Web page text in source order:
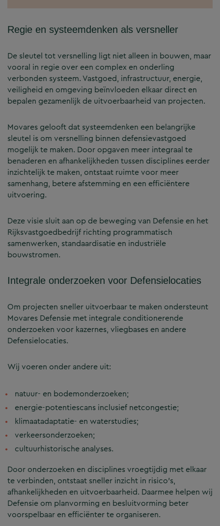
Regie en systeemdenken als versneller
De sleutel tot versnelling ligt niet alleen in bouwen, maar
vooral in regie over een complex en onderling
verbonden systeem. Vastgoed, infrastructuur, energie,
veiligheid en omgeving beïnvloeden elkaar direct en
bepalen gezamenlijk de uitvoerbaarheid van projecten.
Movares gelooft dat systeemdenken een belangrijke
sleutel is om versnelling binnen defensievastgoed
mogelijk te maken. Door opgaven meer integraal te
benaderen en afhankelijkheden tussen disciplines eerder
inzichtelijk te maken, ontstaat ruimte voor meer
samenhang, betere afstemming en een efficiëntere
uitvoering.
Deze visie sluit aan op de beweging van Defensie en het
Rijksvastgoedbedrijf richting programmatisch
samenwerken, standaardisatie en industriële
bouwstromen.
Integrale onderzoeken voor Defensielocaties
Om projecten sneller uitvoerbaar te maken ondersteunt
Movares Defensie met integrale conditionerende
onderzoeken voor kazernes, vliegbases en andere
Defensielocaties.
Wij voeren onder andere uit:
natuur- en bodemonderzoeken;
energie-potentiescans inclusief netcongestie;
klimaatadaptatie- en waterstudies;
verkeersonderzoeken;
cultuurhistorische analyses.
Door onderzoeken en disciplines vroegtijdig met elkaar
te verbinden, ontstaat sneller inzicht in risico’s,
afhankelijkheden en uitvoerbaarheid. Daarmee helpen wij
Defensie om planvorming en besluitvorming beter
voorspelbaar en efficiënter te organiseren.